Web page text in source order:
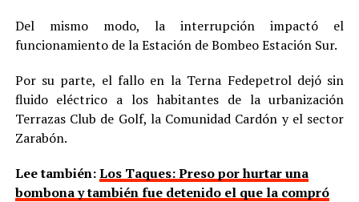
Del mismo modo, la interrupción impactó el
funcionamiento de la Estación de Bombeo Estación Sur.
Por su parte, el fallo en la Terna Fedepetrol dejó sin
fluido eléctrico a los habitantes de la urbanización
Terrazas Club de Golf, la Comunidad Cardón y el sector
Zarabón.
Lee también:Los Taques: Preso por hurtar una
bombona y también fue detenido el que la compró